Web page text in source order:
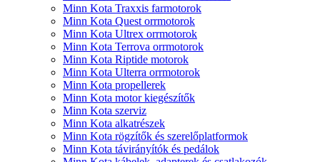
Minn Kota Traxxis farmotorok
Minn Kota Quest orrmotorok
Minn Kota Ultrex orrmotorok
Minn Kota Terrova orrmotorok
Minn Kota Riptide motorok
Minn Kota Ulterra orrmotorok
Minn Kota propellerek
Minn Kota motor kiegészítők
Minn Kota szerviz
Minn Kota alkatrészek
Minn Kota rögzítők és szerelőplatformok
Minn Kota távirányítók és pedálok